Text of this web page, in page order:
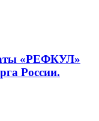
«РЕФКУЛ»
России.